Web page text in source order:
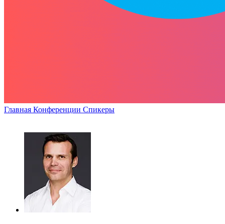
Главная Конференции Спикеры